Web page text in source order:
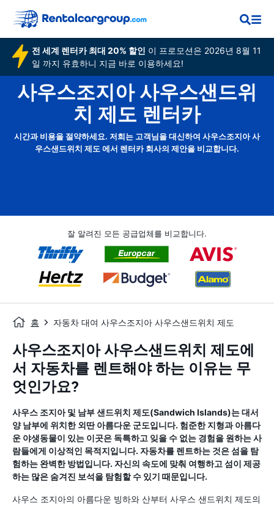
전 세계 렌터카 최대 20% 할인 이 프로모션은 2026년 8월 11
일 까지 유효하니 지금 바로 이용하세요!
사우스조지아 사우스샌드위
치 제도 렌터카
시간과 비용을 절약하세요. 저희는 고객님을 대신하여 사우스조지아 사
우스샌드위치 제도 에서 렌터카 회사의 제안을 비교합니다.
잘 알려진 모든 공급업체를 비교합니다.
홈 자동차 대여 사우스조지아 사우스샌드위치 제도
사우스조지아 사우스샌드위치 제도에
서 자동차를 렌트해야 하는 이유는 무
엇인가요?
사우스 조지아 및 남부 샌드위치 제도(Sandwich Islands)는 대서
양 남부에 위치한 외딴 아름다운 군도입니다. 험준한 지형과 아름다
운 야생동물이 있는 이곳은 독특하고 잊을 수 없는 경험을 원하는 사
람들에게 이상적인 목적지입니다. 자동차를 렌트하는 것은 섬을 탐
험하는 완벽한 방법입니다. 자신의 속도에 맞춰 여행하고 섬이 제공
하는 많은 숨겨진 보석을 탐험할 수 있기 때문입니다.
사우스 조지아의 아름다운 빙하와 산부터 사우스 샌드위치 제도의